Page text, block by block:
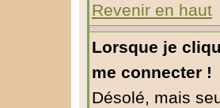
Revenir en haut
Lorsque je
me connecter !
Désolé, mais